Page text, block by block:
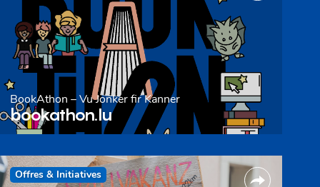
BookAthon – Vu Jonker fir Kanner
bookathon.lu
Offres & Initiatives